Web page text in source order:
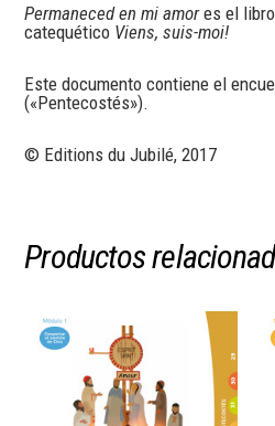
Permaneced en mi amores el
catequético Viens, suis-moi!
Este documento contiene el
(«Pentecostés»).
© Editions du Jubilé, 2017
Productos